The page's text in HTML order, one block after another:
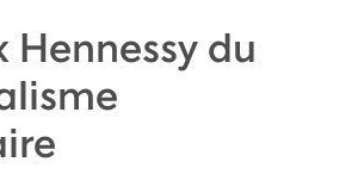
Hennessy du